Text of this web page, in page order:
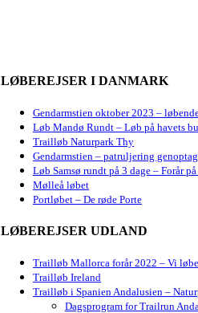
LØBEREJSER I DANMARK
Gendarmstien oktober 2023 –
Løb Mandø Rundt – Løb på havets
Trailløb Naturpark Thy
Gendarmstien – patruljering
Løb Samsø rundt på 3 dage – Forår
Mølleå løbet
Portløbet – De røde Porte
LØBEREJSER UDLAND
Trailløb Mallorca forår 2022 – Vi
Trailløb Ireland
Trailløb i Spanien Andalusien –
Dagsprogram for Trailrun